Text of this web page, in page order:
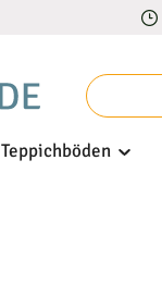
Teppichböden